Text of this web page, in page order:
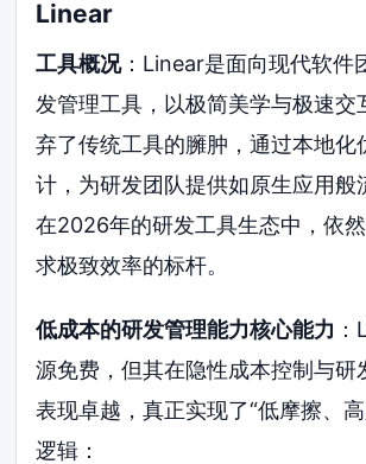
Linear
工具概况：Linear是面向现代软件
发管理工具，以极简美学与极速交
弃了传统工具的臃肿，通过本地化
计，为研发团队提供如原生应用般
在2026年的研发工具生态中，依
求极致效率的标杆。
低成本的研发管理能力核心能力
源免费，但其在隐性成本控制与研
表现卓越，真正实现了“低摩擦、
逻辑：